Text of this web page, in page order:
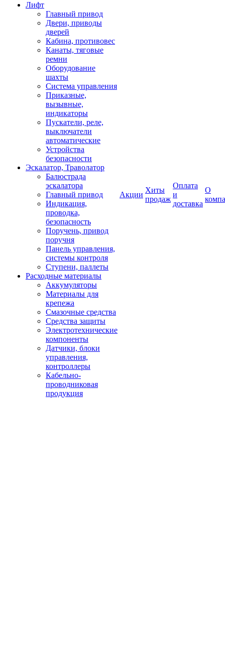
Лифт
Главный привод
Двери, приводы
дверей
Кабина, противовес
Канаты, тяговые
ремни
Оборудование
шахты
Система управления
Приказные,
вызывные,
индикаторы
Пускатели, реле,
выключатели
автоматические
Устройства
безопасности
Эскалатор, Траволатор
Балюстрада
эскалатора
Главный привод
Индикация,
проводка,
безопасность
Поручень, привод
поручня
Панель управления,
системы контроля
Ступени, паллеты
Расходные материалы
Аккумуляторы
Материалы для
крепежа
Смазочные средства
Средства защиты
Электротехнические
компоненты
Датчики, блоки
управления,
контроллеры
Кабельно-
проводниковая
продукция
Акции
Хиты
продаж
Оплата
и
доставка
О